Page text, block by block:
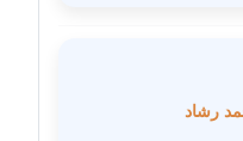
رشاد